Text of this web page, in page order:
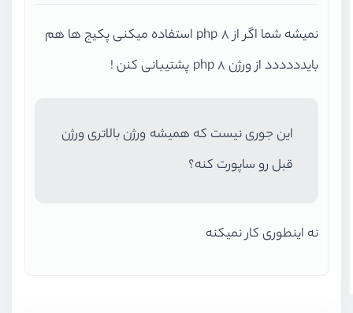
نمیشه شما اگر از php 8 استفاده میکنی پکیج ها هم
بایدددددد از ورژن php 8 پشتیبانی کنن !
این جوری نیست که همیشه ورژن بالاتری ورژن
قبل رو ساپورت کنه؟
نه اینطوری کار نمیکنه